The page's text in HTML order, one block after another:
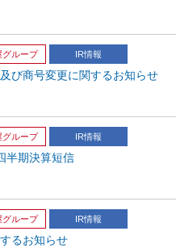
グループ IR情報
び商号変更に関するお知らせ
グループ IR情報
半期決算短信
グループ IR情報
るお知らせ